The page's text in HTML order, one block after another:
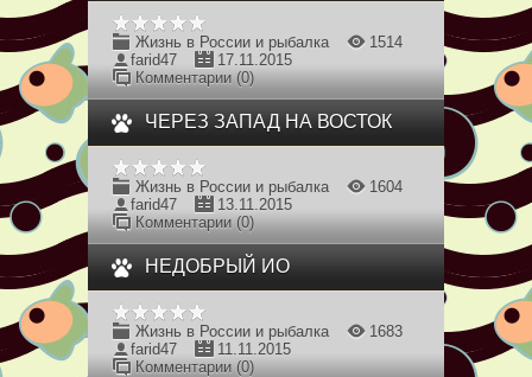
Жизнь в России и рыбалка
1514
farid47
17.11.2015
Комментарии (0)
ЧЕРЕЗ ЗАПАД НА ВОСТОК
Жизнь в России и рыбалка
1604
farid47
13.11.2015
Комментарии (0)
НЕДОБРЫЙ ИО
Жизнь в России и рыбалка
1683
farid47
11.11.2015
Комментарии (0)